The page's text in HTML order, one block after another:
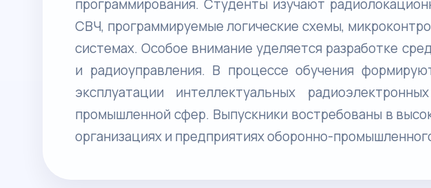
программирования. Студенты изучают
СВЧ, программируемые логические схемы,
системах. Особое внимание уделяется разработке
и радиоуправления. В процессе обучения
эксплуатации интеллектуальных
промышленной сфер. Выпускники востребованы в
организациях и предприятиях оборонно-